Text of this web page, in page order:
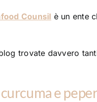
Counsil è un ente
trovate davvero
e